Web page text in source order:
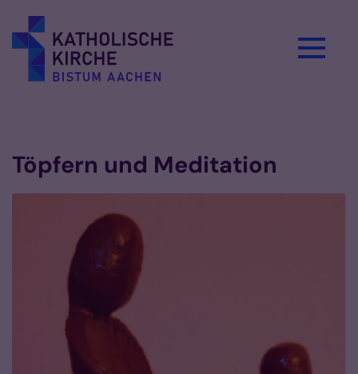
Töpfern und Meditation